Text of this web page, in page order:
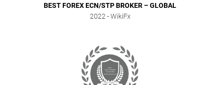
BEST FOREX ECN/STP BROKER – GLOBAL
2022 - WikiFx